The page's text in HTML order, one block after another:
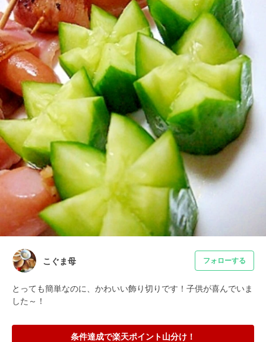
こぐま母 フォローする
とっても簡単なのに、かわいい飾り切りです！子供が喜んでいま
した～！
条件達成で楽天ポイント山分け！